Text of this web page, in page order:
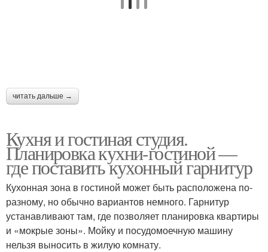
читать дальше →
Кухня и гостиная студия.
Планировка кухни-гостиной —
где поставить кухонный гарнитур
Кухонная зона в гостиной может быть расположена по-
разному, но обычно вариантов немного. Гарнитур
устанавливают там, где позволяет планировка квартиры
и «мокрые зоны». Мойку и посудомоечную машину
нельзя выносить в жилую комнату.